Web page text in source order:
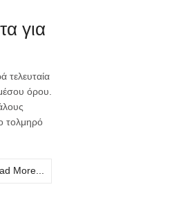
για
τελευταία
όρου.
τολμηρό
More...